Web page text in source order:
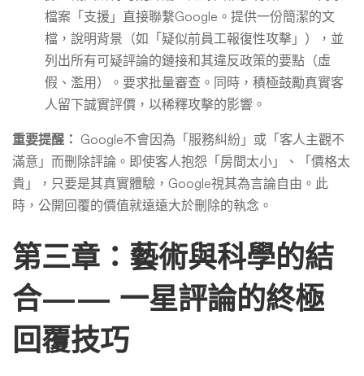
檔案「支援」直接聯繫Google。提供一份簡潔的文
檔，說明背景（如「疑似前員工報復性攻擊」），並
列出所有可疑評論的鏈接和其違反政策的要點（虛
假、濫用）。要求批量審查。同時，積極鼓勵真實客
人留下誠實評價，以稀釋攻擊的影響。
重要提醒： Google不會因為「服務糾紛」或「客人主觀不
滿意」而刪除評論。即使客人抱怨「房間太小」、「價格太
貴」，只要是其真實體驗，Google視其為言論自由。此
時，公開回覆的價值就遠遠大於刪除的執念。
第三章：藝術與科學的結
合—— 一星評論的終極
回覆技巧